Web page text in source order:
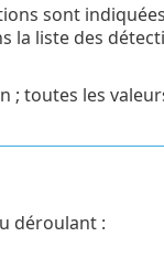
sont
la liste des
; toutes les
déroulant :